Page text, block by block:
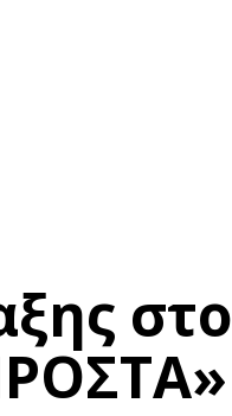
στο